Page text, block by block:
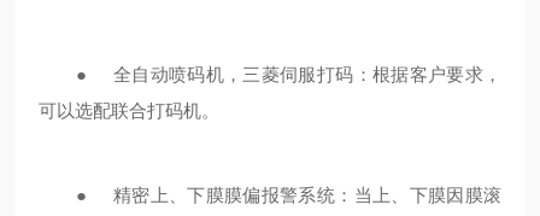
● 全自动喷码机，三菱伺服打码：根据客户要求，
可以选配联合打码机。
● 精密上、下膜膜偏报警系统：当上、下膜因膜滚